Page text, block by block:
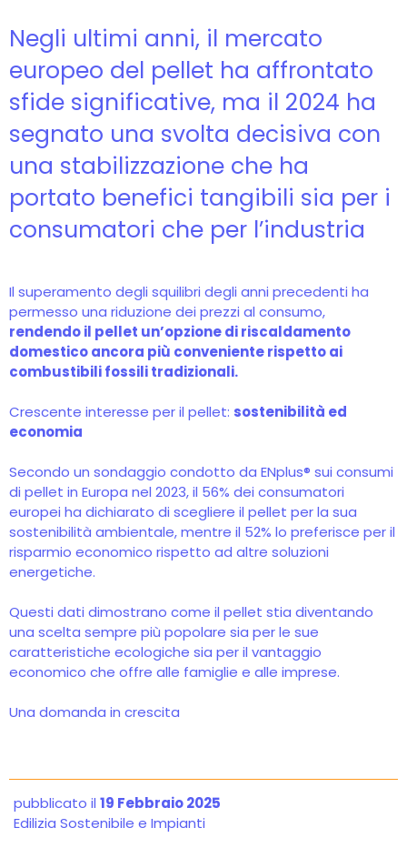
Negli ultimi anni, il mercato
europeo del pellet ha affrontato
sfide significative, ma il 2024 ha
segnato una svolta decisiva con
una stabilizzazione che ha
portato benefici tangibili sia per i
consumatori che per l’industria
Il superamento degli squilibri degli anni precedenti ha
permesso una riduzione dei prezzi al consumo,
rendendo il pellet un’opzione di riscaldamento
domestico ancora più conveniente rispetto ai
combustibili fossili tradizionali.
Crescente interesse per il pellet: sostenibilità ed
economia
Secondo un sondaggio condotto da ENplus® sui consumi
di pellet in Europa nel 2023, il 56% dei consumatori
europei ha dichiarato di scegliere il pellet per la sua
sostenibilità ambientale, mentre il 52% lo preferisce per il
risparmio economico rispetto ad altre soluzioni
energetiche.
Questi dati dimostrano come il pellet stia diventando
una scelta sempre più popolare sia per le sue
caratteristiche ecologiche sia per il vantaggio
economico che offre alle famiglie e alle imprese.
Una domanda in crescita
pubblicato il 19 Febbraio 2025
Edilizia Sostenibile e Impianti